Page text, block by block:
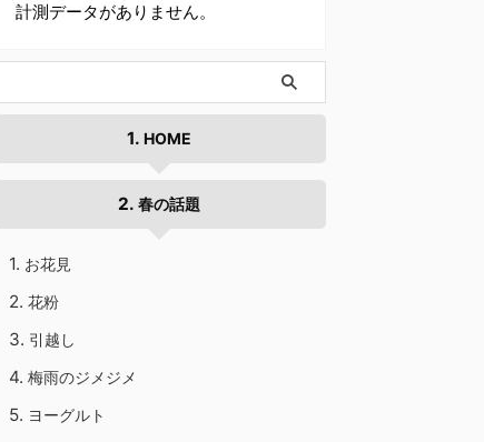
計測データがありません。
HOME
春の話題
お花見
花粉
引越し
梅雨のジメジメ
ヨーグルト